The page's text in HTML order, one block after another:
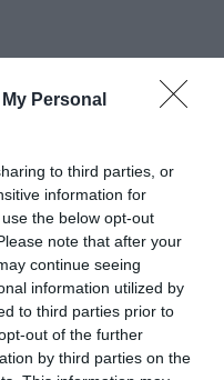
Personal
to third parties, or
information for
the below opt-out
note that after your
continue seeing
information utilized by
to third parties prior to
out of the further
by third parties on the